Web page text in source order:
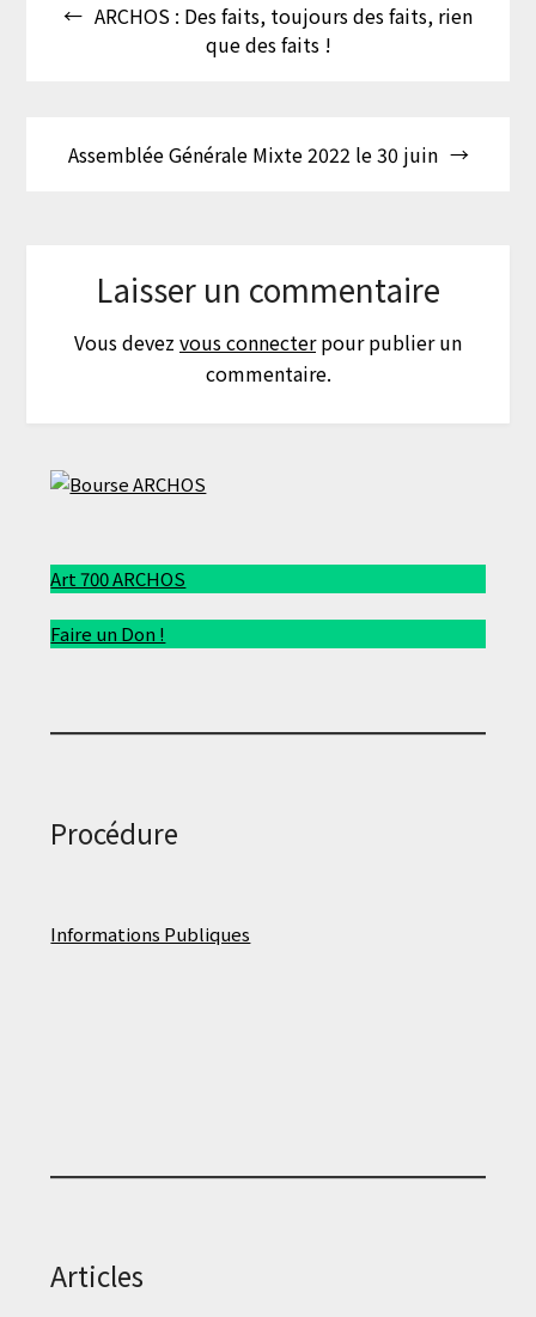
ARCHOS : Des faits, toujours des faits, rien
que des faits !
Assemblée Générale Mixte 2022 le 30 juin
Laisser un commentaire
Vous devez vous connecterpour publier un
commentaire.
Art 700 ARCHOS
Faire un Don !
Procédure
Informations Publiques
Articles